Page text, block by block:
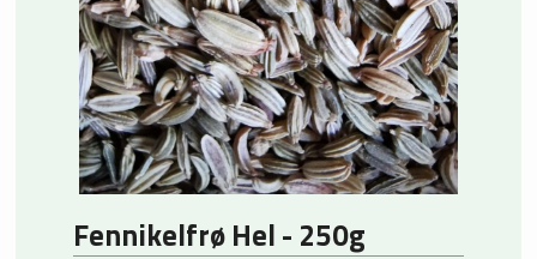
Fennikelfrø Hel - 250g